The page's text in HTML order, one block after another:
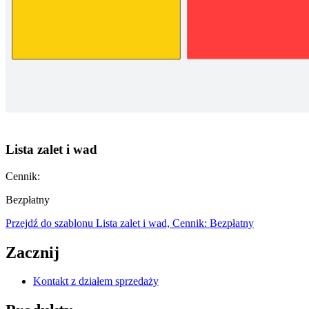
Lista zalet i wad
Cennik:
Bezpłatny
Przejdź do szablonu Lista zalet i wad, Cennik: Bezpłatny
Zacznij
Kontakt z działem sprzedaży